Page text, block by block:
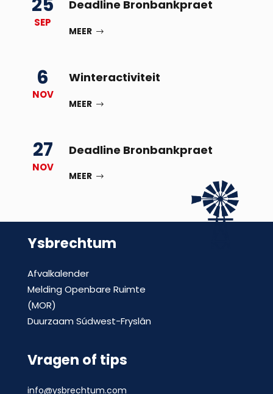
SEP
Deadline Bronbankpraet
MEER
6
NOV
Winteractiviteit
MEER
27
NOV
Deadline Bronbankpraet
MEER
Ysbrechtum
Afvalkalender
Melding Openbare Ruimte
(MOR)
Duurzaam Súdwest-Fryslân
Vragen of tips
info@ysbrechtum.com